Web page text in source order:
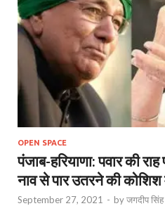
OPEN SPACE
पंजाब-हरियाणा: पवार की
नाव से पार उतरने की कोशिश
September 27, 2021 - byजगदीप